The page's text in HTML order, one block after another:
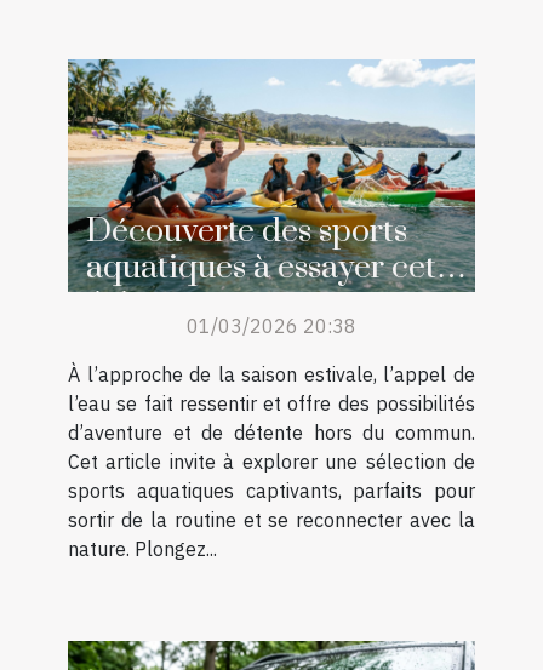
Découverte des sports
aquatiques à essayer cet
été
01/03/2026 20:38
À l’approche de la saison estivale, l’appel de
l’eau se fait ressentir et offre des possibilités
d’aventure et de détente hors du commun.
Cet article invite à explorer une sélection de
sports aquatiques captivants, parfaits pour
sortir de la routine et se reconnecter avec la
nature. Plongez...